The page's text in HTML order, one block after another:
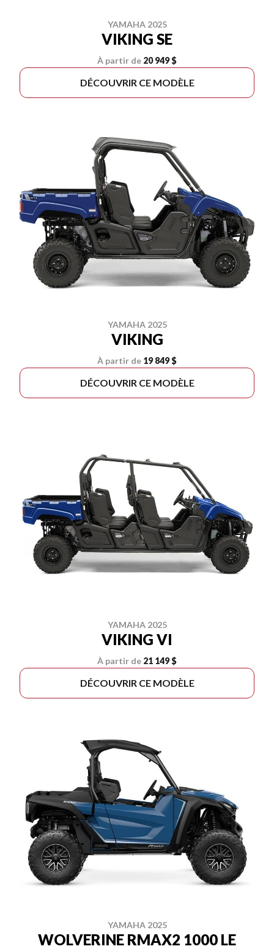
YAMAHA 2025
VIKING SE
À partir de 20 949 $
DÉCOUVRIR CE MODÈLE
YAMAHA 2025
VIKING
À partir de 19 849 $
DÉCOUVRIR CE MODÈLE
YAMAHA 2025
VIKING VI
À partir de 21 149 $
DÉCOUVRIR CE MODÈLE
YAMAHA 2025
WOLVERINE RMAX2 1000 LE